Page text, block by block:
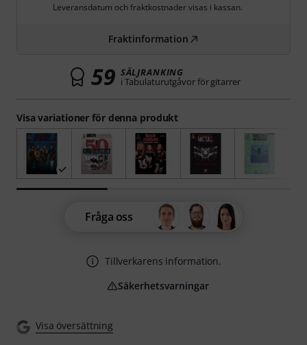
Visa översättning
Visa variationer för denna produkt
Leveransdatum och fraktkostnader visas i kassan.
Fraktinformation
59 SÄLJRANKING
i Tabulaturutgåvor för gitarrer
Fråga oss
Tillverkarens information.
Säkerhetsvarningar